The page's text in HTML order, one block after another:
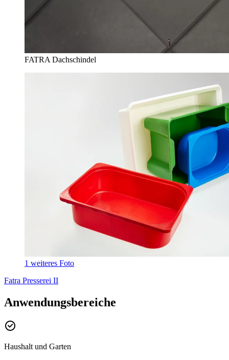
FATRA Dachschindel
1 weiteres Foto
Fatra Presserei II
Anwendungsbereiche
Haushalt und Garten